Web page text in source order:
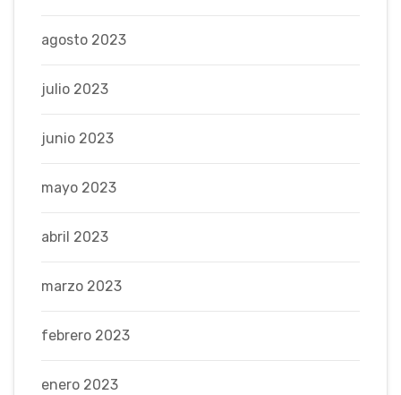
agosto 2023
julio 2023
junio 2023
mayo 2023
abril 2023
marzo 2023
febrero 2023
enero 2023